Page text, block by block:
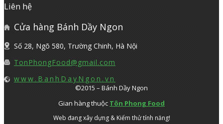
Liên hệ
Cửa hàng Bánh Dầy Ngon
Số 28, Ngõ 580, Trường Chinh, Hà Nội
TonPhongFood@gmail.com
www.BanhDayNgon.vn
©2015 – Bánh Dầy Ngon
Gian hàng thuộc Tôn Phong Food
Web đang xây dựng & Kiểm thử tính năng!